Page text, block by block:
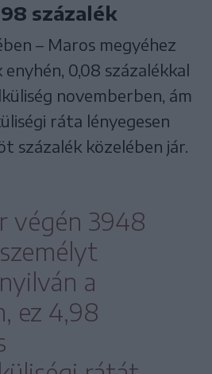
százalék
– Maros megyéhez
enyhén, 0,08 százalékkal
novemberben, ám
ráta lényegesen
százalék közelében jár.
végén 3948
a
ez 4,98